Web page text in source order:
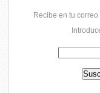
Recibe en tu